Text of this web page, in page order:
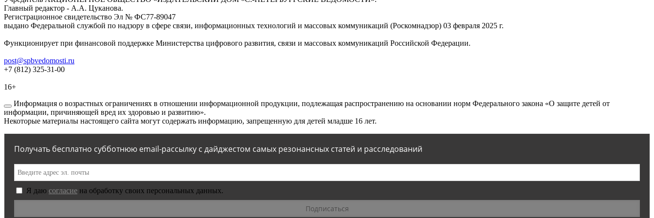
Главный редактор - А.А. Цуканова.
Регистрационное свидетельство Эл № ФС77-89047
выдано Федеральной службой по надзору в сфере связи, информационных технологий и массовых коммуникаций (Роскомнадзор) 03 февраля 2025 г.
Функционирует при финансовой поддержке Министерства цифрового развития, связи и массовых коммуникаций Российской Федерации.
post@spbvedomosti.ru
+7 (812) 325-31-00
16+
Информация о возрастных ограничениях в отношении информационной продукции, подлежащая распространению на основании норм Федерального закона «О защите детей от
информации, причиняющей вред их здоровью и развитию».
Некоторые материалы настоящего сайта могут содержать информацию, запрещенную для детей младше 16 лет.
Получать бесплатно субботнюю email-рассылку с дайджестом самых резонансных статей и расследований
Я даю согласие на обработку своих персональных данных.